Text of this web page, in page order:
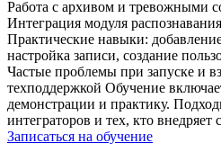
Работа с архивом и тревожными
Интеграция модуля
Практические навыки:
настройка записи, создание
Частые проблемы при запуске и
техподдержкой Обучение
демонстрации и практику.
интеграторов и тех, кто внедряет
Записаться на обучение